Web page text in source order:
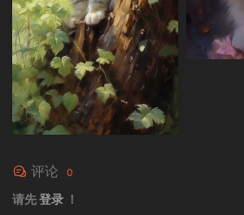
评论 0
请先登录 ！